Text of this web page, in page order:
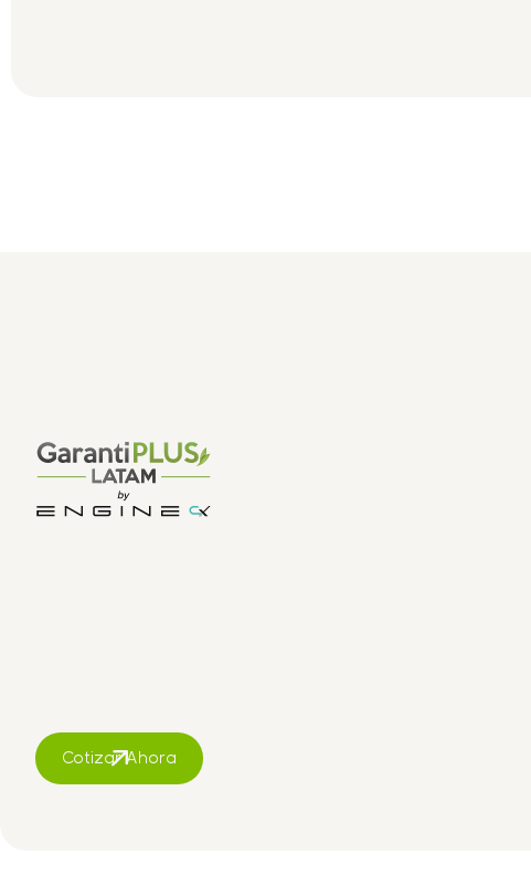
Cotizar Ahora